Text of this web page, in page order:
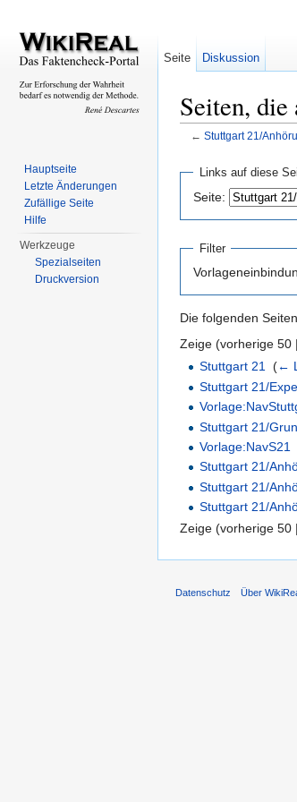
Seiten,
← Stuttgart 21/
Links auf diese
Seite:
Filter
Die folgenden
Zeige (vorherige 50
Stuttgart 21 (←
Stuttgart 21/
Stuttgart 21/
Vorlage:NavS21
Stuttgart 21/
Stuttgart 21/
Stuttgart 21/
Zeige (vorherige 50
Seite Diskussion
Hauptseite
Letzte Änderungen
Zufällige Seite
Hilfe
Werkzeuge
Spezialseiten
Druckversion
Datenschutz Über